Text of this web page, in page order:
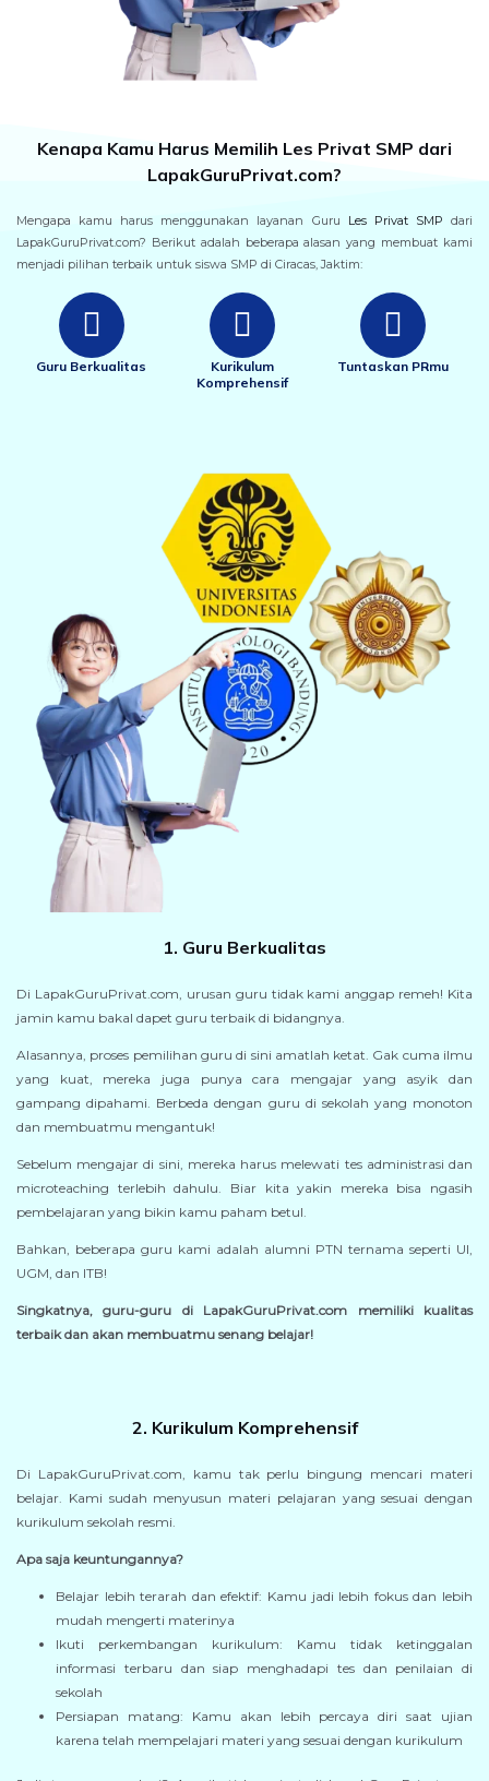
Kenapa Kamu Harus Memilih Les Privat SMP dari
LapakGuruPrivat.com?
Mengapa kamu harus menggunakan layanan Guru Les Privat SMP dari
LapakGuruPrivat.com? Berikut adalah beberapa alasan yang membuat kami
menjadi pilihan terbaik untuk siswa SMP di Ciracas, Jaktim:
Guru Berkualitas
Kurikulum
Komprehensif
Tuntaskan PRmu
1. Guru Berkualitas
Di LapakGuruPrivat.com, urusan guru tidak kami anggap remeh! Kita
jamin kamu bakal dapet guru terbaik di bidangnya.
Alasannya, proses pemilihan guru di sini amatlah ketat. Gak cuma ilmu
yang kuat, mereka juga punya cara mengajar yang asyik dan
gampang dipahami. Berbeda dengan guru di sekolah yang monoton
dan membuatmu mengantuk!
Sebelum mengajar di sini, mereka harus melewati tes administrasi dan
microteaching terlebih dahulu. Biar kita yakin mereka bisa ngasih
pembelajaran yang bikin kamu paham betul.
Bahkan, beberapa guru kami adalah alumni PTN ternama seperti UI,
UGM, dan ITB!
Singkatnya, guru-guru di LapakGuruPrivat.com memiliki kualitas
terbaik dan akan membuatmu senang belajar!
2. Kurikulum Komprehensif
Di LapakGuruPrivat.com, kamu tak perlu bingung mencari materi
belajar. Kami sudah menyusun materi pelajaran yang sesuai dengan
kurikulum sekolah resmi.
Apa saja keuntungannya?
Belajar lebih terarah dan efektif: Kamu jadi lebih fokus dan lebih
mudah mengerti materinya
Ikuti perkembangan kurikulum: Kamu tidak ketinggalan
informasi terbaru dan siap menghadapi tes dan penilaian di
sekolah
Persiapan matang: Kamu akan lebih percaya diri saat ujian
karena telah mempelajari materi yang sesuai dengan kurikulum